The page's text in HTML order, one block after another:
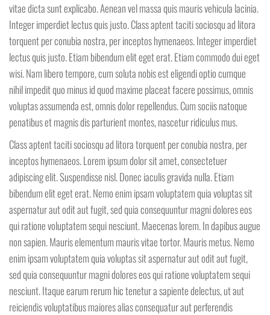
vitae dicta sunt explicabo. Aenean vel massa quis mauris vehicula lacinia.
Integer imperdiet lectus quis justo. Class aptent taciti sociosqu ad litora
torquent per conubia nostra, per inceptos hymenaeos. Integer imperdiet
lectus quis justo. Etiam bibendum elit eget erat. Etiam commodo dui eget
wisi. Nam libero tempore, cum soluta nobis est eligendi optio cumque
nihil impedit quo minus id quod maxime placeat facere possimus, omnis
voluptas assumenda est, omnis dolor repellendus. Cum sociis natoque
penatibus et magnis dis parturient montes, nascetur ridiculus mus.
Class aptent taciti sociosqu ad litora torquent per conubia nostra, per
inceptos hymenaeos. Lorem ipsum dolor sit amet, consectetuer
adipiscing elit. Suspendisse nisl. Donec iaculis gravida nulla. Etiam
bibendum elit eget erat. Nemo enim ipsam voluptatem quia voluptas sit
aspernatur aut odit aut fugit, sed quia consequuntur magni dolores eos
qui ratione voluptatem sequi nesciunt. Maecenas lorem. In dapibus augue
non sapien. Mauris elementum mauris vitae tortor. Mauris metus. Nemo
enim ipsam voluptatem quia voluptas sit aspernatur aut odit aut fugit,
sed quia consequuntur magni dolores eos qui ratione voluptatem sequi
nesciunt. Itaque earum rerum hic tenetur a sapiente delectus, ut aut
reiciendis voluptatibus maiores alias consequatur aut perferendis